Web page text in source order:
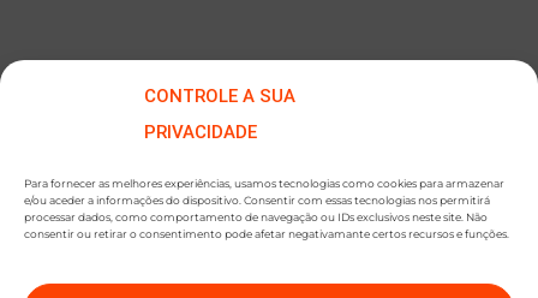
CONTROLE A SUA
PRIVACIDADE
Para fornecer as melhores experiências, usamos tecnologias como cookies para armazenar
e/ou aceder a informações do dispositivo. Consentir com essas tecnologias nos permitirá
processar dados, como comportamento de navegação ou IDs exclusivos neste site. Não
consentir ou retirar o consentimento pode afetar negativamante certos recursos e funções.